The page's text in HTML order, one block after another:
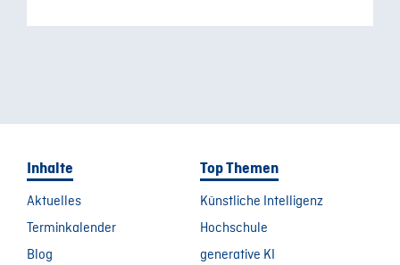
Inhalte
Aktuelles
Terminkalender
Blog
Top Themen
Künstliche Intelligenz
Hochschule
generative KI